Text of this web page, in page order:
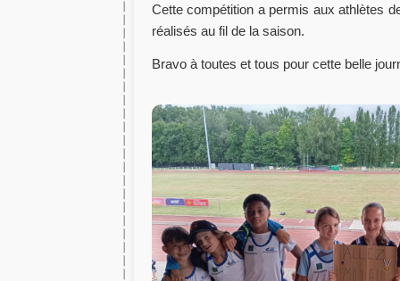
Cette compétition a permis aux athlètes
réalisés au fil de la saison.
Bravo à toutes et tous pour cette belle